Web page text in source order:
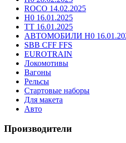
ROCO 14.02.2025
H0 16.01.2025
TT 16.01.2025
АВТОМОБИЛИ H0
SBB CFF FFS
EUROTRAIN
Локомотивы
Вагоны
Рельсы
Стартовые наборы
Для макета
Авто
Производители